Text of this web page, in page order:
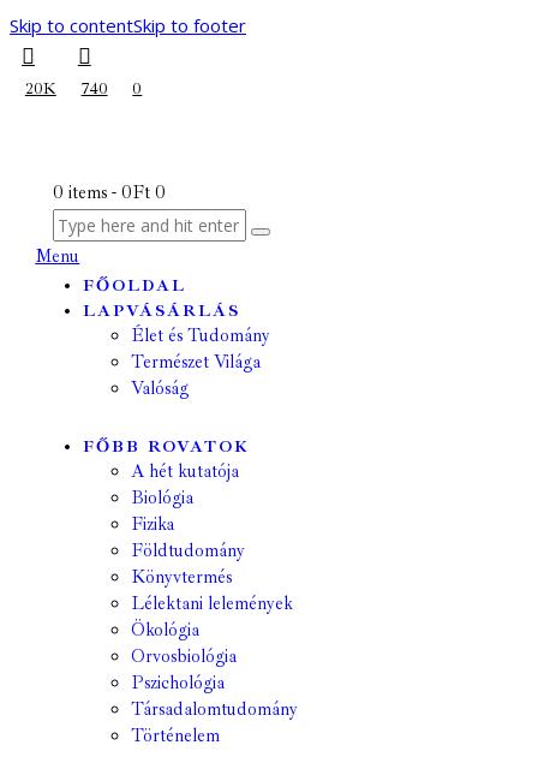
Skip to contentSkip to footer
20K 740 0
0 items - 0Ft 0
Menu
FŐOLDAL
LAPVÁSÁRLÁS
Élet és Tudomány
Természet Világa
Valóság
FŐBB ROVATOK
A hét kutatója
Biológia
Fizika
Földtudomány
Könyvtermés
Lélektani lelemények
Ökológia
Orvosbiológia
Pszichológia
Társadalomtudomány
Történelem